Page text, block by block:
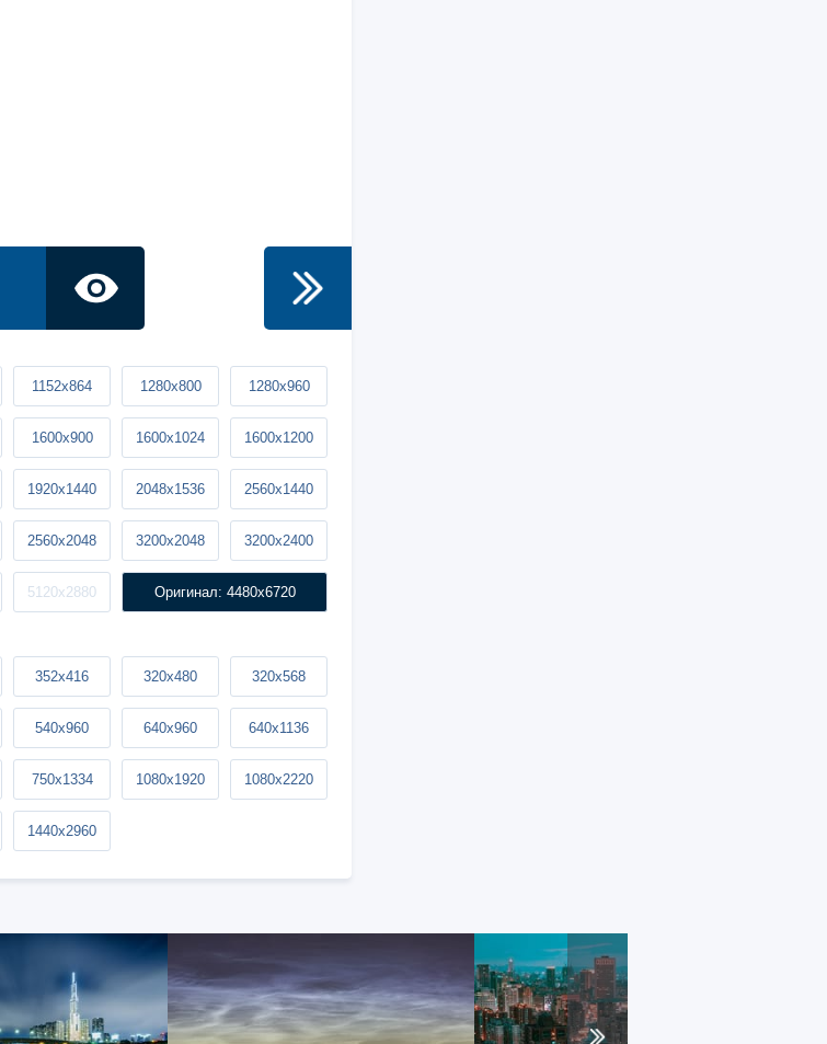
1152x864 1280x800 1280x960
1600x900 1600x1024 1600x1200
1920x1440 2048x1536 2560x1440
2560x2048 3200x2048 3200x2400
5120x2880 Оригинал: 4480x6720
352x416 320x480 320x568
540x960 640x960 640x1136
750x1334 1080x1920 1080x2220
1440x2960